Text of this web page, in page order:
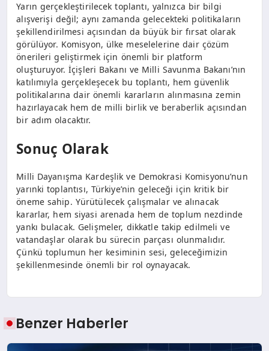
Yarın gerçekleştirilecek toplantı, yalnızca bir bilgi
alışverişi değil; aynı zamanda gelecekteki politikaların
şekillendirilmesi açısından da büyük bir fırsat olarak
görülüyor. Komisyon, ülke meselelerine dair çözüm
önerileri geliştirmek için önemli bir platform
oluşturuyor. İçişleri Bakanı ve Milli Savunma Bakanı’nın
katılımıyla gerçekleşecek bu toplantı, hem güvenlik
politikalarına dair önemli kararların alınmasına zemin
hazırlayacak hem de milli birlik ve beraberlik açısından
bir adım olacaktır.
Sonuç Olarak
Milli Dayanışma Kardeşlik ve Demokrasi Komisyonu’nun
yarınki toplantısı, Türkiye’nin geleceği için kritik bir
öneme sahip. Yürütülecek çalışmalar ve alınacak
kararlar, hem siyasi arenada hem de toplum nezdinde
yankı bulacak. Gelişmeler, dikkatle takip edilmeli ve
vatandaşlar olarak bu sürecin parçası olunmalıdır.
Çünkü toplumun her kesiminin sesi, geleceğimizin
şekillenmesinde önemli bir rol oynayacak.
Benzer Haberler